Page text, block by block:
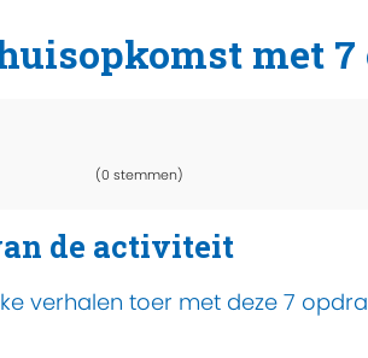
met 7
(0 stemmen)
de activiteit
verhalen toer met deze 7